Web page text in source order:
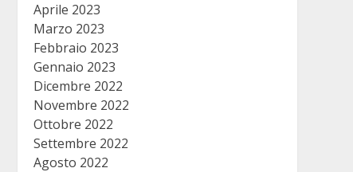
Aprile 2023
Marzo 2023
Febbraio 2023
Gennaio 2023
Dicembre 2022
Novembre 2022
Ottobre 2022
Settembre 2022
Agosto 2022